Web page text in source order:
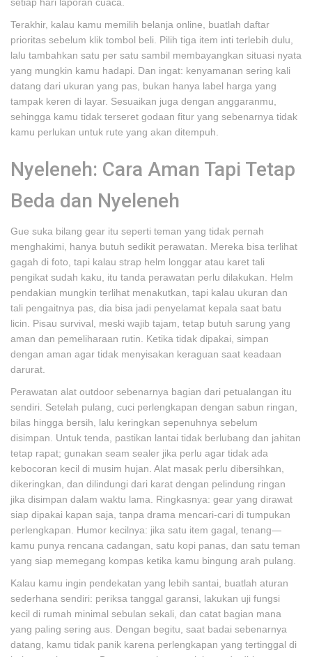
Terakhir, kalau kamu memilih belanja online, buatlah daftar
prioritas sebelum klik tombol beli. Pilih tiga item inti terlebih dulu,
lalu tambahkan satu per satu sambil membayangkan situasi nyata
yang mungkin kamu hadapi. Dan ingat: kenyamanan sering kali
datang dari ukuran yang pas, bukan hanya label harga yang
tampak keren di layar. Sesuaikan juga dengan anggaranmu,
sehingga kamu tidak terseret godaan fitur yang sebenarnya tidak
kamu perlukan untuk rute yang akan ditempuh.
Nyeleneh: Cara Aman Tapi Tetap
Beda dan Nyeleneh
Gue suka bilang gear itu seperti teman yang tidak pernah
menghakimi, hanya butuh sedikit perawatan. Mereka bisa terlihat
gagah di foto, tapi kalau strap helm longgar atau karet tali
pengikat sudah kaku, itu tanda perawatan perlu dilakukan. Helm
pendakian mungkin terlihat menakutkan, tapi kalau ukuran dan
tali pengaitnya pas, dia bisa jadi penyelamat kepala saat batu
licin. Pisau survival, meski wajib tajam, tetap butuh sarung yang
aman dan pemeliharaan rutin. Ketika tidak dipakai, simpan
dengan aman agar tidak menyisakan keraguan saat keadaan
darurat.
Perawatan alat outdoor sebenarnya bagian dari petualangan itu
sendiri. Setelah pulang, cuci perlengkapan dengan sabun ringan,
bilas hingga bersih, lalu keringkan sepenuhnya sebelum
disimpan. Untuk tenda, pastikan lantai tidak berlubang dan jahitan
tetap rapat; gunakan seam sealer jika perlu agar tidak ada
kebocoran kecil di musim hujan. Alat masak perlu dibersihkan,
dikeringkan, dan dilindungi dari karat dengan pelindung ringan
jika disimpan dalam waktu lama. Ringkasnya: gear yang dirawat
siap dipakai kapan saja, tanpa drama mencari-cari di tumpukan
perlengkapan. Humor kecilnya: jika satu item gagal, tenang—
kamu punya rencana cadangan, satu kopi panas, dan satu teman
yang siap memegang kompas ketika kamu bingung arah pulang.
Kalau kamu ingin pendekatan yang lebih santai, buatlah aturan
sederhana sendiri: periksa tanggal garansi, lakukan uji fungsi
kecil di rumah minimal sebulan sekali, dan catat bagian mana
yang paling sering aus. Dengan begitu, saat badai sebenarnya
datang, kamu tidak panik karena perlengkapan yang tertinggal di